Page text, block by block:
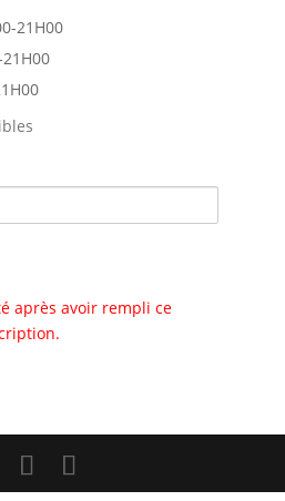
21H00
après avoir rempli ce